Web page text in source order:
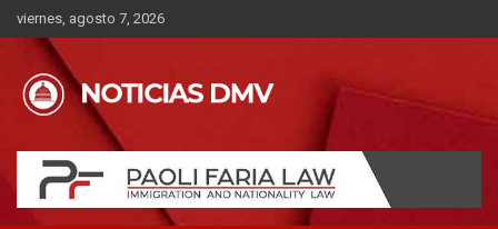
Saltar
al
contenido
viernes, agosto 7, 2026